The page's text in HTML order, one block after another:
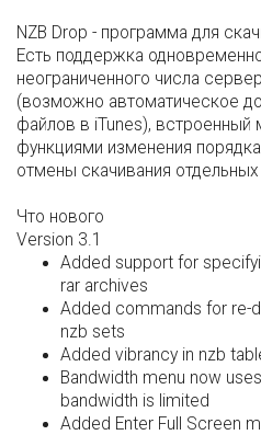
NZB Drop - программа для
Есть поддержка
неограниченного числа
(возможно автоматическое
файлов в iTunes), встроенный
функциями изменения порядка
отмены скачивания
Что нового
Version 3.1
Added support for
rar archives
Added commands for re-
nzb sets
Added vibrancy in nzb
Bandwidth menu now
bandwidth is limited
Added Enter Full Screen